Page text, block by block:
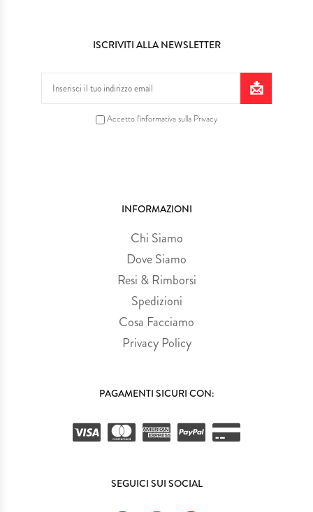
ISCRIVITI ALLA NEWSLETTER
Accetto l'informativa sulla Privacy
INFORMAZIONI
Chi Siamo
Dove Siamo
Resi & Rimborsi
Spedizioni
Cosa Facciamo
Privacy Policy
PAGAMENTI SICURI CON:
SEGUICI SUI SOCIAL